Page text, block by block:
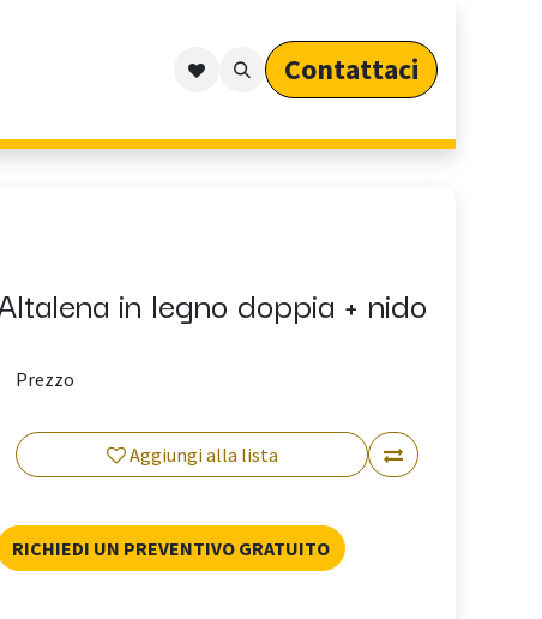
Arredo Outdoor per Privati
Contattaci​​​​​​
in legno doppia + nido
Aggiungi alla lista
Prezzo
RICHIEDI UN PREVENTIVO GRATUITO